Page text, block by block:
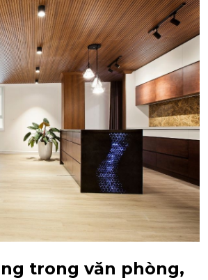
trong văn phòng,